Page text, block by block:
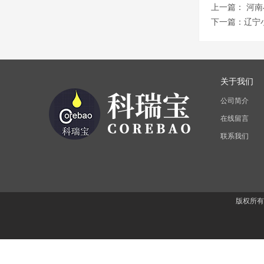
上一篇： 河
下一篇： 辽宁
关于我们
公司简介
在线留言
联系我们
版权所